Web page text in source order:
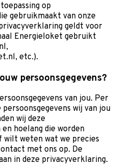
op
gebruikmaakt van onze
geldt voor
Energieloket gebruikt
etc.).
persoonsgegevens?
van jou. Per
wij van jou
wij deze
hoelang die worden
wilt weten wat we precies
met ons op. De
in deze privacyverklaring.